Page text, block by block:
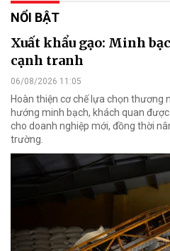
NỔI BẬT
Xuất khẩu gạo: Minh
cạnh tranh
06/08/2026 11:05
Hoàn thiện cơ chế lựa chọn thương
hướng minh bạch, khách quan
cho doanh nghiệp mới, đồng thời
trường.